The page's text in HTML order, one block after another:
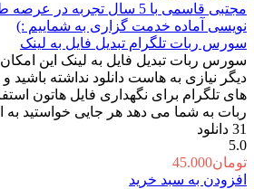
مجتبی قاسمی
با 5 سال تجربه در
نویسی آماده خدمت گزاری به شماییم :)
سورس ربات تلگرام تبدیل فایل به لینک
سورس ربات تبدیل فایل به لینک این
دیگر نیازی به هاست دانلود نداشته باشید
های تلگرام برای نگهداری فایل هاتون
ربات به شما می دهد هر جایی خواستید به
31 دانلود
5.0
تومان45.000
افزودن به سبد خرید